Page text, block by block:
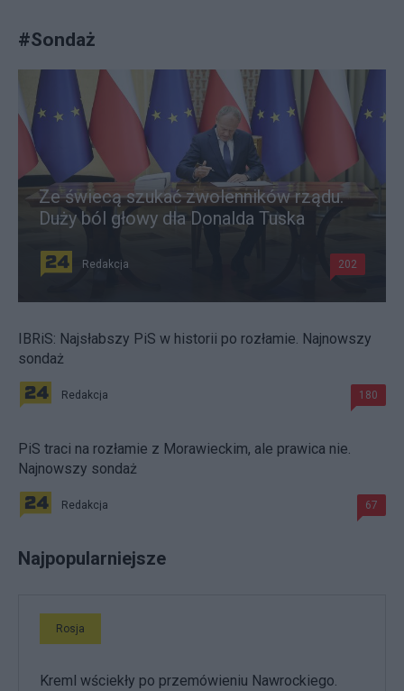
#Sondaż
Ze świecą szukać zwolenników rządu.
Duży ból głowy dla Donalda Tuska
Redakcja 202
IBRiS: Najsłabszy PiS w historii po rozłamie. Najnowszy
sondaż
Redakcja 180
PiS traci na rozłamie z Morawieckim, ale prawica nie.
Najnowszy sondaż
Redakcja 67
Najpopularniejsze
Rosja
Kreml wściekły po przemówieniu Nawrockiego.